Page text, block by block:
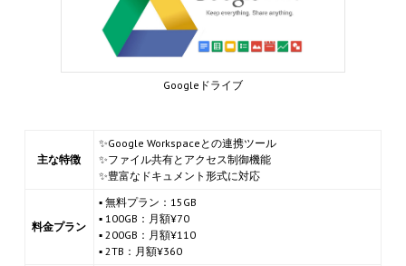
Googleドライブ
主な特徴
✨Google Workspaceとの連携ツール
✨ファイル共有とアクセス制御機能
✨豊富なドキュメント形式に対応
料金プラン
▪ 無料プラン：15GB
▪ 100GB：月額¥70
▪ 200GB：月額¥110
▪ 2TB：月額¥360